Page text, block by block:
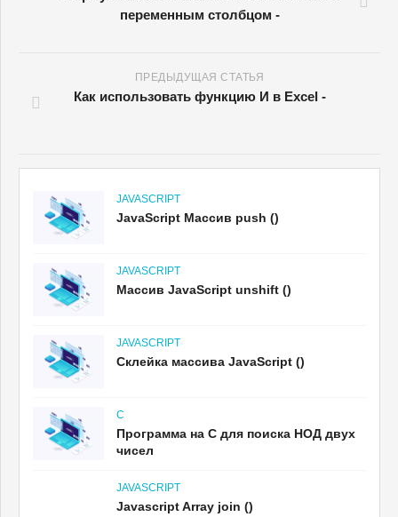
переменным столбцом -
ПРЕДЫДУЩАЯ СТАТЬЯ
Как использовать функцию И в Excel -
JAVASCRIPT
JavaScript Массив push ()
JAVASCRIPT
Массив JavaScript unshift ()
JAVASCRIPT
Склейка массива JavaScript ()
C
Программа на C для поиска НОД двух
чисел
JAVASCRIPT
Javascript Array join ()